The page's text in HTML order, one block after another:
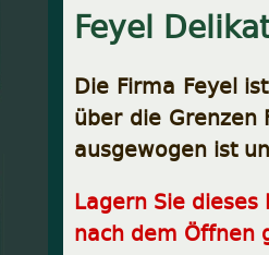
Feyel
Die Firma Feyel
über die Grenzen
ausgewogen ist
Lagern Sie
nach dem Öffnen